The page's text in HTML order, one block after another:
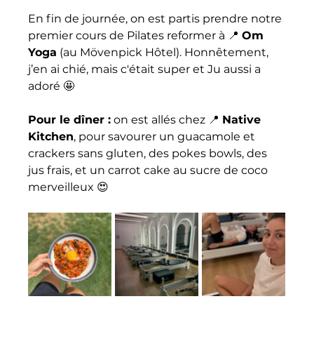
En fin de journée, on est partis prendre notre
premier cours de Pilates reformer à 📍 Om
Yoga (au Mövenpick Hôtel). Honnêtement,
j’en ai chié, mais c'était super et Ju aussi a
adoré 🤩
Pour le dîner : on est allés chez 📍 Native
Kitchen, pour savourer un guacamole et
crackers sans gluten, des pokes bowls, des
jus frais, et un carrot cake au sucre de coco
merveilleux 😍